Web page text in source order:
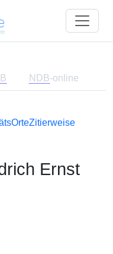
NDB-online
OrteZitierweise
Ernst